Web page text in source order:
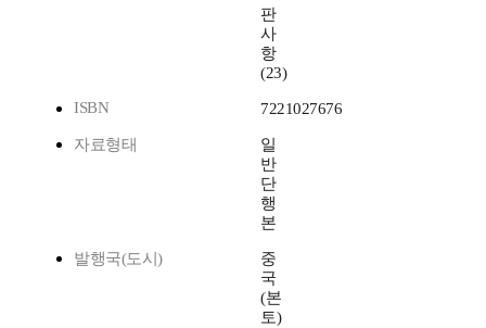
판
사
항
(23)
ISBN
7221027676
자료형태
일
반
단
행
본
발행국(도시)
중
국
(본
토)